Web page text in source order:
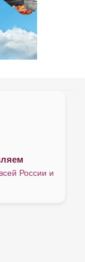
России и